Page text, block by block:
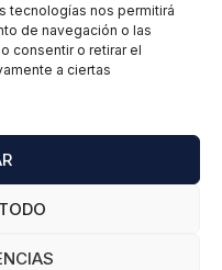
tecnologías nos permitirá
de navegación o las
consentir o retirar el
a ciertas